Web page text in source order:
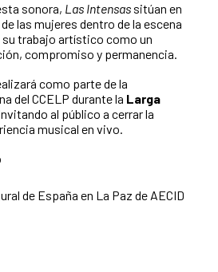
sonora, Las Intensas sitúan en
las mujeres dentro de la escena
trabajo artístico como un
compromiso y permanencia.
como parte de la
del CCELP durante la Larga
al público a cerrar la
musical en vivo.
de España en La Paz de AECID